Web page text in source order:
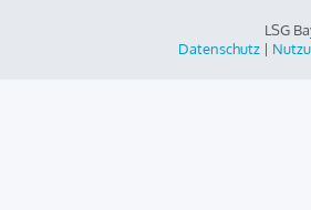
LSG
Datenschutz |